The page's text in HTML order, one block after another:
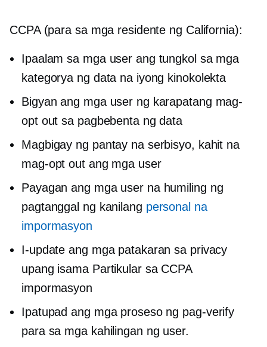
CCPA (para sa mga residente ng California):
Ipaalam sa mga user ang tungkol sa mga
kategorya ng data na iyong kinokolekta
Bigyan ang mga user ng karapatang mag-
opt out sa pagbebenta ng data
Magbigay ng pantay na serbisyo, kahit na
mag-opt out ang mga user
Payagan ang mga user na humiling ng
pagtanggal ng kanilang personal na
impormasyon
I-update ang mga patakaran sa privacy
upang isama Partikular sa CCPA
impormasyon
Ipatupad ang mga proseso ng pag-verify
para sa mga kahilingan ng user.